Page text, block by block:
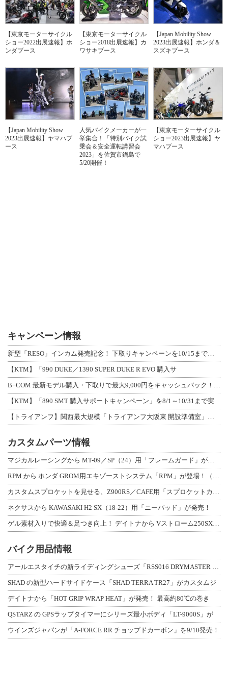
【東京モーターサイクル
ショー2022出展速報】ホ
ンダブース
【東京モーターサイクル
ショー2018出展速報】カ
ワサキブース
【Japan Mobility Show
2023出展速報】ホンダ＆
スズキブース
【Japan Mobility Show
2023出展速報】ヤマハブ
ース
人気バイクメーカーが一
挙集合！「特別バイク試
乗会＆安全運転講習会
2023」を佐賀市鍋島で
5/20開催！
【東京モーターサイクル
ショー2023出展速報】ヤ
マハブース
キャンペーン情報
【KTM】「990 DUKE／1390 SUPER DUKE R EVO 購入サ
【KTM】「890 SMT 購入サポートキャンペーン」を8/1～10/31まで実
カスタムパーツ情報
ネクサスから KAWASAKI H2 SX（18-22）用「ニーパッド」が発売！
バイク用品情報
SHAD の新型ハードサイドケース「SHAD TERRA TR27」がカスタムジ
デイトナから「HOT GRIP WRAP HEAT」が発売！ 最高約80℃の巻き
QSTARZ の GPSラップタイマーにシリーズ最小ボディ「LT-9000S」が
ウインズジャパンが「A-FORCE RR チョップドカーボン」を9/10発売！